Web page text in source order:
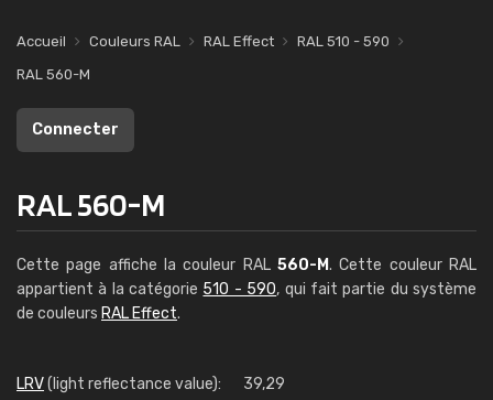
Accueil Couleurs RAL RAL Effect
RAL 510 - 590
RAL 560-M
Connecter
RAL 560-M
Cette page affiche la couleur RAL 560-M. Cette couleur RAL
appartient à la catégorie 510 - 590, qui fait partie du système
de couleurs RAL Effect.
LRV(light reflectance value): 39,29